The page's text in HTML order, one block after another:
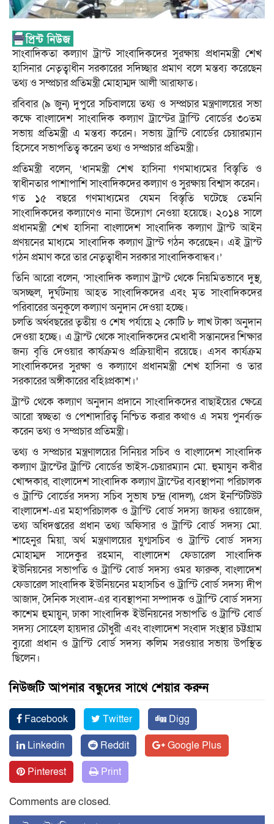
সাংবাদিকতা কল্যাণ ট্রাস্ট সাংবাদিকদের সুরক্ষায় প্রধানমন্ত্রী শেখ
হাসিনার নেতৃত্বাধীন সরকারের সদিচ্ছার প্রমাণ বলে মন্তব্য করেছেন
তথ্য ও সম্প্রচার প্রতিমন্ত্রী মোহাম্মদ আলী আরাফাত।
রবিবার (৯ জুন) দুপুরে সচিবালয়ে তথ্য ও সম্প্রচার মন্ত্রণালয়ের সভা
কক্ষে বাংলাদেশ সাংবাদিক কল্যাণ ট্রাস্টের ট্রাস্টি বোর্ডের ৩০তম
সভায় প্রতিমন্ত্রী এ মন্তব্য করেন। সভায় ট্রাস্টি বোর্ডের চেয়ারম্যান
হিসেবে সভাপতিত্ব করেন তথ্য ও সম্প্রচার প্রতিমন্ত্রী।
প্রতিমন্ত্রী বলেন, ‘ধানমন্ত্রী শেখ হাসিনা গণমাধ্যমের বিস্তৃতি ও
স্বাধীনতার পাশাপাশি সাংবাদিকদের কল্যাণ ও সুরক্ষায় বিশ্বাস করেন।
গত ১৫ বছরে গণমাধ্যমের যেমন বিস্তৃতি ঘটেছে তেমনি
সাংবাদিকদের কল্যাণেও নানা উদ্যোগ নেওয়া হয়েছে। ২০১৪ সালে
প্রধানমন্ত্রী শেখ হাসিনা বাংলাদেশ সাংবাদিক কল্যাণ ট্রাস্ট আইন
প্রণয়নের মাধ্যমে সাংবাদিক কল্যাণ ট্রাস্ট গঠন করেছেন। এই ট্রাস্ট
গঠন প্রমাণ করে তার নেতৃত্বাধীন সরকার সাংবাদিকবান্ধব।’
তিনি আরো বলেন, ‘সাংবাদিক কল্যাণ ট্রাস্ট থেকে নিয়মিতভাবে দুস্থ,
অসচ্ছল, দুর্ঘটনায় আহত সাংবাদিকদের এবং মৃত সাংবাদিকদের
পরিবারের অনুকূলে কল্যাণ অনুদান দেওয়া হচ্ছে।
চলতি অর্থবছরের তৃতীয় ও শেষ পর্যায়ে ২ কোটি ৮ লাখ টাকা অনুদান
দেওয়া হচ্ছে। এ ট্রাস্ট থেকে সাংবাদিকদের মেধাবী সন্তানদের শিক্ষার
জন্য বৃত্তি দেওয়ার কার্যক্রমও প্রক্রিয়াধীন রয়েছে। এসব কার্যক্রম
সাংবাদিকদের সুরক্ষা ও কল্যাণে প্রধানমন্ত্রী শেখ হাসিনা ও তার
সরকারের অঙ্গীকারের বহিঃপ্রকাশ।’
ট্রাস্ট থেকে কল্যাণ অনুদান প্রদানে সাংবাদিকদের বাছাইয়ের ক্ষেত্রে
আরো স্বচ্ছতা ও পেশাদারিত্ব নিশ্চিত করার কথাও এ সময় পুনর্ব্যক্ত
করেন তথ্য ও সম্প্রচার প্রতিমন্ত্রী।
তথ্য ও সম্প্রচার মন্ত্রণালয়ের সিনিয়র সচিব ও বাংলাদেশ সাংবাদিক
কল্যাণ ট্রাস্টের ট্রাস্টি বোর্ডের ভাইস-চেয়ারম্যান মো. হুমাযুন কবীর
খোন্দকার, বাংলাদেশ সাংবাদিক কল্যাণ ট্রাস্টের ব্যবস্থাপনা পরিচালক
ও ট্রাস্টি বোর্ডের সদস্য সচিব সুভাষ চন্দ্র (বাদল), প্রেস ইনস্টিটিউট
বাংলাদেশ-এর মহাপরিচালক ও ট্রাস্টি বোর্ড সদস্য জাফর ওয়াজেদ,
তথ্য অধিদপ্তরের প্রধান তথ্য অফিসার ও ট্রাস্টি বোর্ড সদস্য মো.
শাহেনুর মিয়া, অর্থ মন্ত্রণালয়ের যুগ্মসচিব ও ট্রাস্টি বোর্ড সদস্য
মোহাম্মদ সাদেকুর রহমান, বাংলাদেশ ফেডারেল সাংবাদিক
ইউনিয়নের সভাপতি ও ট্রাস্টি বোর্ড সদস্য ওমর ফারুক, বাংলাদেশ
ফেডারেল সাংবাদিক ইউনিয়নের মহাসচিব ও ট্রাস্টি বোর্ড সদস্য দীপ
আজাদ, দৈনিক সংবাদ-এর ব্যবস্থাপনা সম্পাদক ও ট্রাস্টি বোর্ড সদস্য
কাশেম হুমায়ুন, ঢাকা সাংবাদিক ইউনিয়নের সভাপতি ও ট্রাস্টি বোর্ড
সদস্য সোহেল হায়দার চৌধুরী এবং বাংলাদেশ সংবাদ সংস্থার চট্টগ্রাম
ব্যুরো প্রধান ও ট্রাস্টি বোর্ড সদস্য কলিম সরওয়ার সভায় উপস্থিত
ছিলেন।
নিউজটি আপনার বন্ধুদের সাথে শেয়ার করুন
Facebook Twitter
Digg
Linkedin
Reddit
Google Plus
Pinterest
Print
Comments are closed.